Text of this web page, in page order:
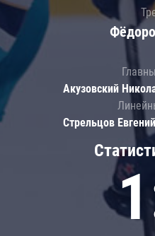
Акузовский
Стрельцов